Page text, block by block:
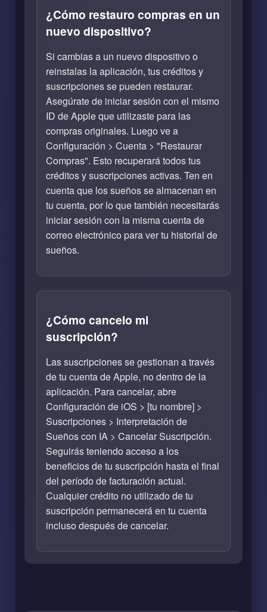
¿Cómo restauro compras en un
nuevo dispositivo?
Si cambias a un nuevo dispositivo o
reinstalas la aplicación, tus créditos y
suscripciones se pueden restaurar.
Asegúrate de iniciar sesión con el mismo
ID de Apple que utilizaste para las
compras originales. Luego ve a
Configuración > Cuenta > "Restaurar
Compras". Esto recuperará todos tus
créditos y suscripciones activas. Ten en
cuenta que los sueños se almacenan en
tu cuenta, por lo que también necesitarás
iniciar sesión con la misma cuenta de
correo electrónico para ver tu historial de
sueños.
¿Cómo cancelo mi
suscripción?
Las suscripciones se gestionan a través
de tu cuenta de Apple, no dentro de la
aplicación. Para cancelar, abre
Configuración de iOS > [tu nombre] >
Suscripciones > Interpretación de
Sueños con IA > Cancelar Suscripción.
Seguirás teniendo acceso a los
beneficios de tu suscripción hasta el final
del período de facturación actual.
Cualquier crédito no utilizado de tu
suscripción permanecerá en tu cuenta
incluso después de cancelar.